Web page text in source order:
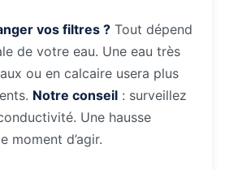
vos filtres ? Tout dépend
de votre eau. Une eau très
ou en calcaire usera plus
Notre conseil : surveillez
Une hausse
moment d’agir.